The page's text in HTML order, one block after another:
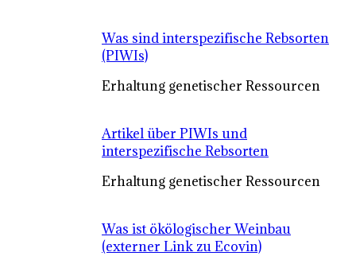
Was sind interspezifische Rebsorten
(PIWIs)
Erhaltung genetischer Ressourcen
Artikel über PIWIs und
interspezifische Rebsorten
Erhaltung genetischer Ressourcen
Was ist ökölogischer Weinbau
(externer Link zu Ecovin)